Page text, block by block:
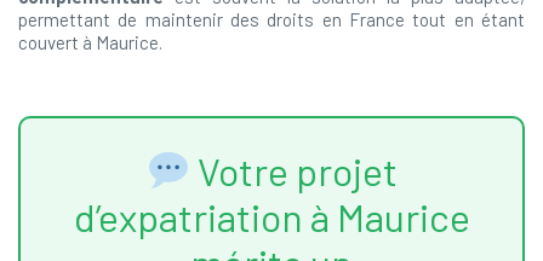
permettant de maintenir des droits en France tout en étant
couvert à Maurice.
Votre projet
d’expatriation à Maurice